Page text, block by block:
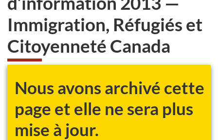
Immigration, Réfugiés et
Citoyenneté Canada
Nous avons archivé cette
page et elle ne sera plus
mise à jour.